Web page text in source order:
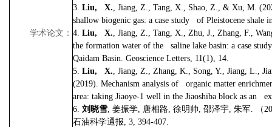
学术论文：
3. Liu, X., Jiang, Z., Tang, X., Shao, Z., & Xu, M.
shallow biogenic gas: a case study of Pleistocene shale
4. Liu, X., Jiang, Z., Tang, X., Zhu, J., Zhang, F.,
the formation water of the saline lake basin: a case
Qaidam Basin. Geoscience Letters, 11(1), 14.
5. Liu, X., Jiang, Z., Zhang, K., Song, Y., Jiang, L.,
(2019). Mechanism analysis of organic matter
area: taking Jiaoye-1 well in the Jiaoshiba block as an
6. 刘晓雪, 姜振学, 唐相路, 徐明帅, 邵泽宇, 朱军. （
石油科学通报, 3, 394-407.